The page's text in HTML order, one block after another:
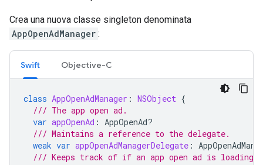
Crea una nuova classe singleton denominata
AppOpenAdManager :
Swift Objective-C
class AppOpenAdManager : NSObject {
/// The app open ad.
var appOpenAd : AppOpenAd?
/// Maintains a reference to the delegate.
weak var appOpenAdManagerDelegate :
/// Keeps track of if an app open ad is loading.